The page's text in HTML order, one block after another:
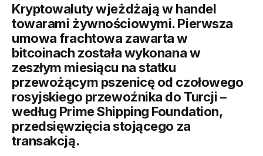
Kryptowaluty wjeżdżają w handel
towarami żywnościowymi. Pierwsza
umowa frachtowa zawarta w
bitcoinach została wykonana w
zeszłym miesiącu na statku
przewożącym pszenicę od czołowego
rosyjskiego przewoźnika do Turcji –
według Prime Shipping Foundation,
przedsięwzięcia stojącego za
transakcją.